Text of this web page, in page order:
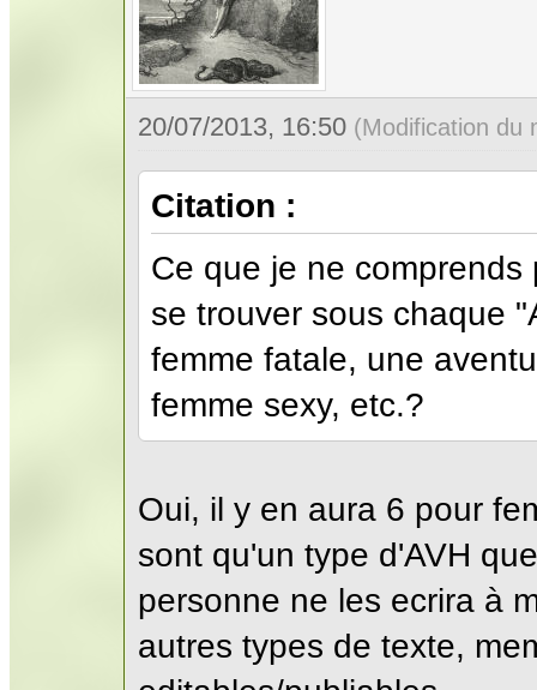
20/07/2013, 16:50 (Modification du
Citation :
Ce que je ne
se trouver sous chaque
femme fatale, une
femme sexy, etc.?
Oui, il y en aura 6 pour
sont qu'un type d'AVH
personne ne les ecrira à
autres types de texte,